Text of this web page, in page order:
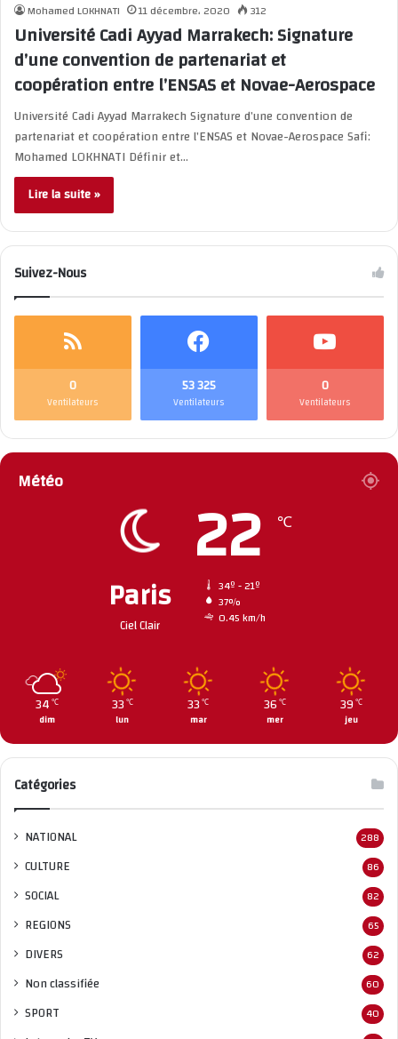
Mohamed LOKHNATI 11 décembre، 2020 312
Université Cadi Ayyad Marrakech: Signature
d’une convention de partenariat et
coopération entre l’ENSAS et Novae-Aerospace
Université Cadi Ayyad Marrakech Signature d’une convention de
partenariat et coopération entre l’ENSAS et Novae-Aerospace Safi:
Mohamed LOKHNATI Définir et…
Lire la suite »
Suivez-Nous
0
Ventilateurs
53 325
Ventilateurs
0
Ventilateurs
Météo
Paris
Ciel Clair
22 ℃
34º - 21º
37%
0.45 km/h
34 ℃
dim
33℃
lun
33℃
mar
36 ℃
mer
39℃
jeu
Catégories
NATIONAL 288
CULTURE 86
SOCIAL 82
REGIONS 65
DIVERS 62
Non classifiée 60
SPORT 40